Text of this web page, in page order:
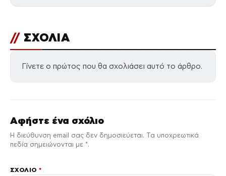
// ΣΧΟΛΙΑ
Γίνετε ο πρώτος που θα σχολιάσει αυτό το άρθρο.
Αφήστε ένα σχόλιο
Η διεύθυνση email σας δεν δημοσιεύεται. Τα υποχρεωτικά
πεδία σημειώνονται με *.
ΣΧΌΛΙΟ*